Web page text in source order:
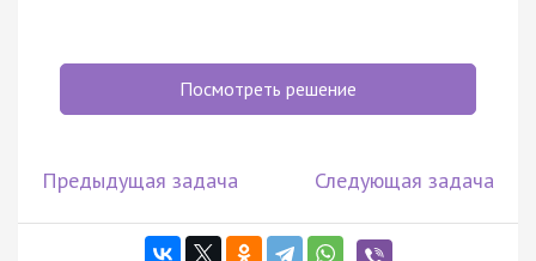
Посмотреть решение
Предыдущая задача Следующая задача